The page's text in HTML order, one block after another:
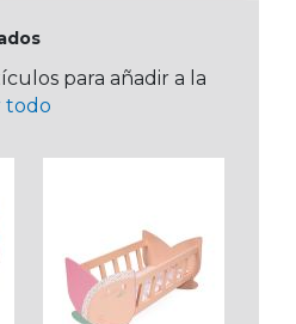
para añadir a la
todo